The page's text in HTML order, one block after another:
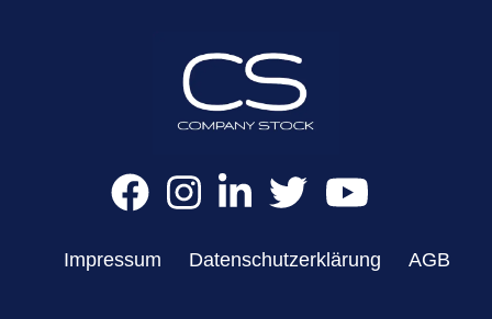
Impressum Datenschutzerklärung AGB